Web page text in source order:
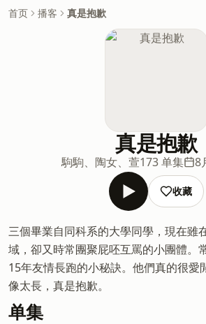
首页 播客 真是抱歉
真是抱歉
駒駒、陶女、萱173 单集 8
收藏
三個畢業自同科系的大學同學，現在雖
域，卻又時常團聚屁呸互罵的小團體。
15年友情長跑的小秘訣。他們真的很愛
像太長，真是抱歉。
单集